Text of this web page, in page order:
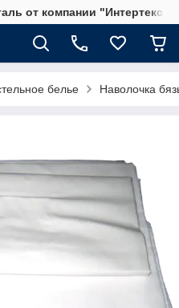
от компании "Интертекс"
белье Наволочка